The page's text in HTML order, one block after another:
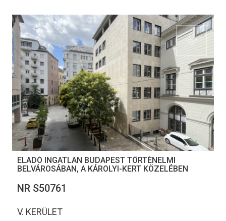
ELADÓ INGATLAN BUDAPEST TÖRTÉNELMI
BELVÁROSÁBAN, A KÁROLYI-KERT KÖZELÉBEN
NR S50761
V. KERÜLET